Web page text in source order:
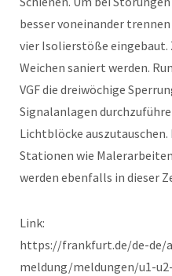
besser voneinander
vier Isolierstöße eingebaut.
Weichen saniert werden.
VGF die dreiwöchige
Signalanlagen
Lichtblöcke
Stationen wie
werden ebenfalls in dieser
Link:
https://frankfurt.de/de-de/
meldung/meldungen/u1-